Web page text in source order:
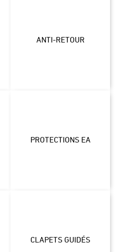
ANTI-RETOUR
PROTECTIONS EA
CLAPETS GUIDÉS